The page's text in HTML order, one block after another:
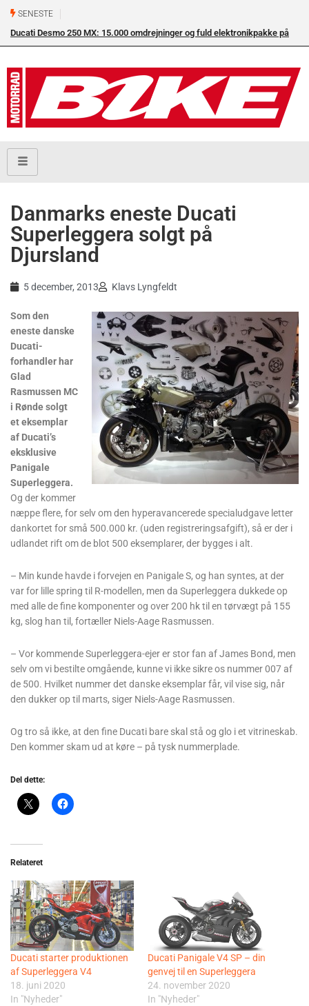
SENESTE
Ducati Desmo 250 MX: 15.000 omdrejninger og fuld elektronikpakke på
Danmarks eneste Ducati
Superleggera solgt på
Djursland
5 december, 2013 Klavs Lyngfeldt
Som den
eneste danske
Ducati-
forhandler har
Glad
Rasmussen MC
i Rønde solgt
et eksemplar
af Ducati’s
eksklusive
Panigale
Superleggera.
Og der kommer
næppe flere, for selv om den hyperavancerede specialudgave letter
dankortet for små 500.000 kr. (uden registreringsafgift), så er der i
udlandet rift om de blot 500 eksemplarer, der bygges i alt.
– Min kunde havde i forvejen en Panigale S, og han syntes, at der
var for lille spring til R-modellen, men da Superleggera dukkede op
med alle de fine komponenter og over 200 hk til en tørvægt på 155
kg, slog han til, fortæller Niels-Aage Rasmussen.
– Vor kommende Superleggera-ejer er stor fan af James Bond, men
selv om vi bestilte omgående, kunne vi ikke sikre os nummer 007 af
de 500. Hvilket nummer det danske eksemplar får, vil vise sig, når
den dukker op til marts, siger Niels-Aage Rasmussen.
Og tro så ikke, at den fine Ducati bare skal stå og glo i et vitrineskab.
Den kommer skam ud at køre – på tysk nummerplade.
Del dette:
Relateret
Ducati starter produktionen
af Superleggera V4
18. juni 2020
In "Nyheder"
Ducati Panigale V4 SP – din
genvej til en Superleggera
24. november 2020
In "Nyheder"